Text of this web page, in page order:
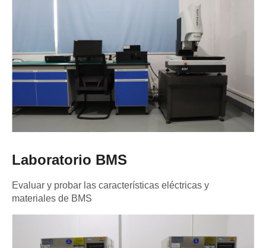
Laboratorio BMS
Evaluar y probar las características eléctricas y
materiales de BMS